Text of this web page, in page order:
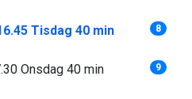
Tisdag 40 min 8
Onsdag 40 min 9